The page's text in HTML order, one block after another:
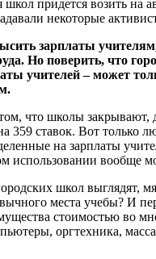
придется возить на
некоторые
зарплаты
Но поверить, что
учителей – может
что школы
ставок. Вот только
на зарплаты
использовании вообще
школ выглядят,
места учебы? И
стоимостью во
оргтехника,